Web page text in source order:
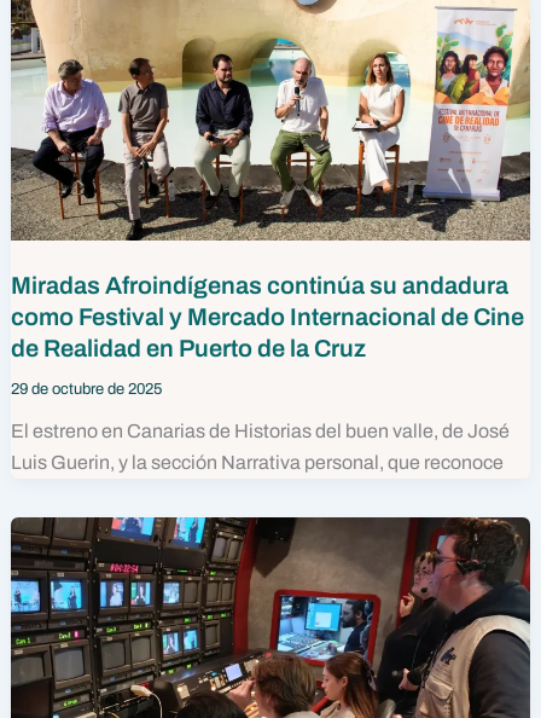
Miradas Afroindígenas continúa su andadura
como Festival y Mercado Internacional de Cine
de Realidad en Puerto de la Cruz
29 de octubre de 2025
El estreno en Canarias de Historias del buen valle, de José
Luis Guerin, y la sección Narrativa personal, que reconoce